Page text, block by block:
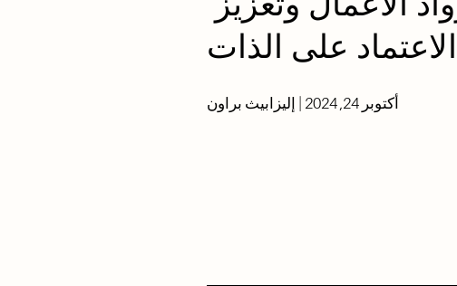
الاعتماد على الذات
أكتوبر 24, 2024 | إليزابيث براون